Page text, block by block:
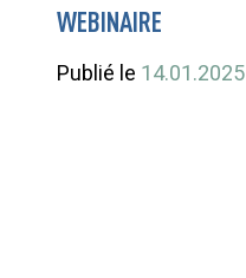
WEBINAIRE
Publié le 14.01.2025